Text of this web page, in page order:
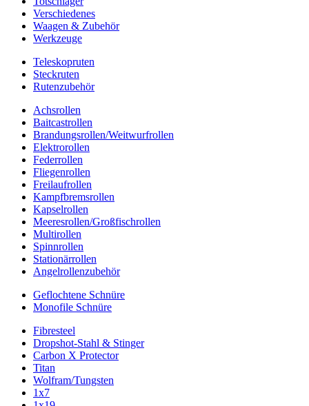
Verschiedenes
Waagen & Zubehör
Werkzeuge
Teleskopruten
Steckruten
Rutenzubehör
Achsrollen
Baitcastrollen
Brandungsrollen/Weitwurfrollen
Elektrorollen
Federrollen
Fliegenrollen
Freilaufrollen
Kampfbremsrollen
Kapselrollen
Meeresrollen/Großfischrollen
Multirollen
Spinnrollen
Stationärrollen
Angelrollenzubehör
Geflochtene Schnüre
Monofile Schnüre
Fibresteel
Dropshot-Stahl & Stinger
Carbon X Protector
Titan
Wolfram/Tungsten
1x7